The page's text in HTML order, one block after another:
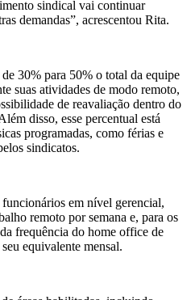
sindical vai continuar
demandas”, acrescentou Rita.
30% para 50% o total da equipe
suas atividades de modo remoto,
de reavaliação dentro do
disso, esse percentual está
programadas, como férias e
sindicatos.
em nível gerencial,
remoto por semana e, para os
frequência do home office de
equivalente mensal.